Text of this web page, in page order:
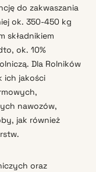
do zakwaszania
ok. 350-450 kg
składnikiem
ok. 10%
Dla Rolników
ich jakości
nawozów,
jak również
oraz